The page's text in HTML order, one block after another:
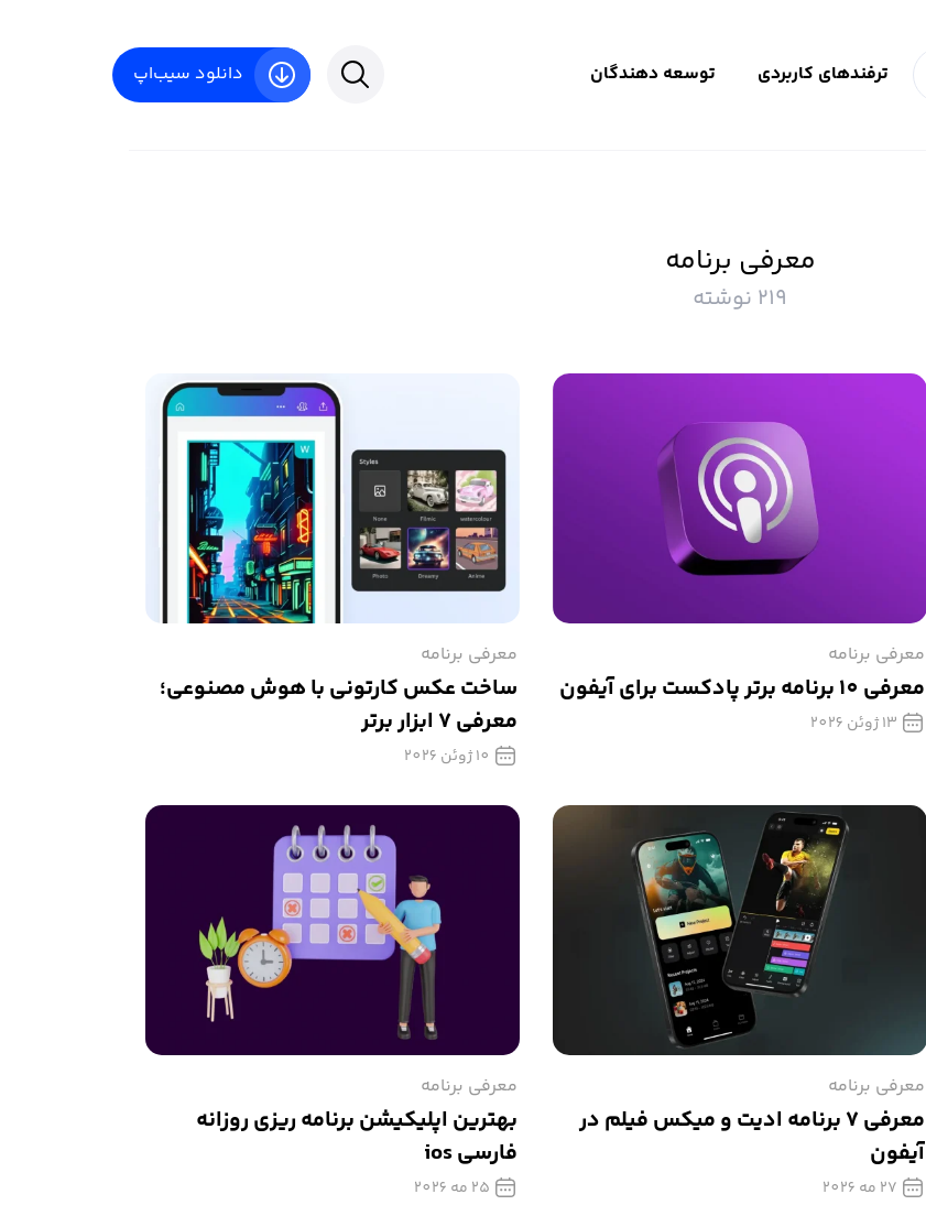
ترفندهای کاربردی توسعه دهندگان دانلود سیب‌اپ
معرفی برنامه
219 نوشته
معرفی برنامه
معرفی 10 برنامه برتر پادکست برای آیفون
13 ژوئن 2026
معرفی برنامه
ساخت عکس کارتونی با هوش مصنوعی؛
معرفی 7 ابزار برتر
10 ژوئن 2026
معرفی برنامه
معرفی ۷ برنامه‌ ادیت و میکس فیلم در
آیفون
27 مه 2026
معرفی برنامه
بهترین اپلیکیشن برنامه ریزی روزانه
فارسی ios
25 مه 2026